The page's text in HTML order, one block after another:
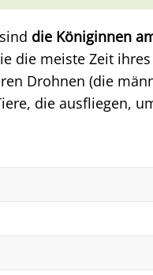
die Königinnen
die meiste Zeit
Drohnen (die
die ausfliegen,